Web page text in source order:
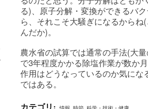
る)、原子分解・変換ができるバ
ら、それこそ大騒ぎになるからね
んだか)。
農水省の試算では通常の手法(大
で3年程度かかる除塩作業が数か
作用はどうなっているのか気にな
ではある。